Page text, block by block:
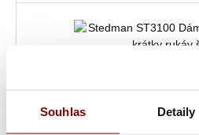
Souhlas Detaily